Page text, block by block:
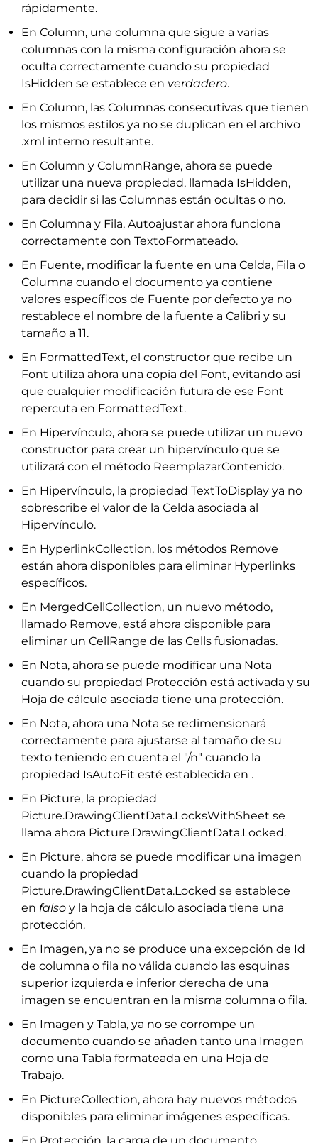
rápidamente.
En Column, una columna que sigue a varias
columnas con la misma configuración ahora se
oculta correctamente cuando su propiedad
IsHidden se establece en verdadero.
En Column, las Columnas consecutivas que tienen
los mismos estilos ya no se duplican en el archivo
.xml interno resultante.
En Column y ColumnRange, ahora se puede
utilizar una nueva propiedad, llamada IsHidden,
para decidir si las Columnas están ocultas o no.
En Columna y Fila, Autoajustar ahora funciona
correctamente con TextoFormateado.
En Fuente, modificar la fuente en una Celda, Fila o
Columna cuando el documento ya contiene
valores específicos de Fuente por defecto ya no
restablece el nombre de la fuente a Calibri y su
tamaño a 11.
En FormattedText, el constructor que recibe un
Font utiliza ahora una copia del Font, evitando así
que cualquier modificación futura de ese Font
repercuta en FormattedText.
En Hipervínculo, ahora se puede utilizar un nuevo
constructor para crear un hipervínculo que se
utilizará con el método ReemplazarContenido.
En Hipervínculo, la propiedad TextToDisplay ya no
sobrescribe el valor de la Celda asociada al
Hipervínculo.
En HyperlinkCollection, los métodos Remove
están ahora disponibles para eliminar Hyperlinks
específicos.
En MergedCellCollection, un nuevo método,
llamado Remove, está ahora disponible para
eliminar un CellRange de las Cells fusionadas.
En Nota, ahora se puede modificar una Nota
cuando su propiedad Protección está activada y su
Hoja de cálculo asociada tiene una protección.
En Nota, ahora una Nota se redimensionará
correctamente para ajustarse al tamaño de su
texto teniendo en cuenta el "∕n" cuando la
propiedad IsAutoFit esté establecida en .
En Picture, la propiedad
Picture.DrawingClientData.LocksWithSheet se
llama ahora Picture.DrawingClientData.Locked.
En Picture, ahora se puede modificar una imagen
cuando la propiedad
Picture.DrawingClientData.Locked se establece
en falso y la hoja de cálculo asociada tiene una
protección.
En Imagen, ya no se produce una excepción de Id
de columna o fila no válida cuando las esquinas
superior izquierda e inferior derecha de una
imagen se encuentran en la misma columna o fila.
En Imagen y Tabla, ya no se corrompe un
documento cuando se añaden tanto una Imagen
como una Tabla formateada en una Hoja de
Trabajo.
En PictureCollection, ahora hay nuevos métodos
disponibles para eliminar imágenes específicas.